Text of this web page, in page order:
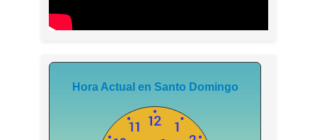
Hora Actual en Santo Domingo